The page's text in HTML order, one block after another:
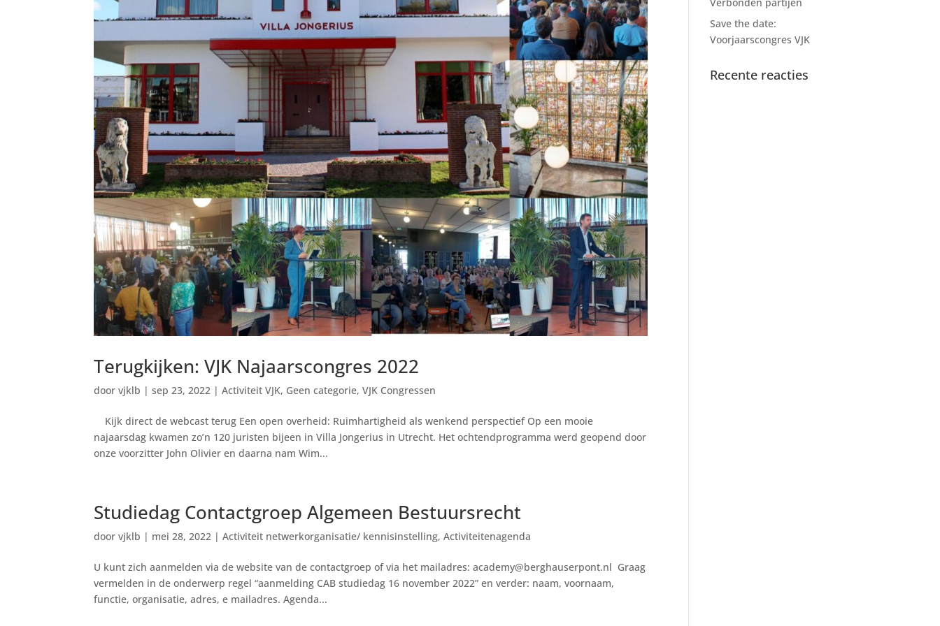
Terugkijken: VJK Najaarscongres 2022
doorvjklb |sep 23, 2022 |Activiteit VJK, Geen categorie,VJK Congressen
Kijk direct de webcast terug Een open overheid: Ruimhartigheid als wenkend perspectief Op een mooie
najaarsdag kwamen zo’n 120 juristen bijeen in Villa Jongerius in Utrecht. Het ochtendprogramma werd geopend door
onze voorzitter John Olivier en daarna nam Wim...
Studiedag Contactgroep Algemeen Bestuursrecht
doorvjklb | mei 28, 2022 |Activiteit netwerkorganisatie/ kennisinstelling,Activiteitenagenda
U kunt zich aanmelden via de website van de contactgroep of via het mailadres: academy@berghauserpont.nl Graag
vermelden in de onderwerp regel “aanmelding CAB studiedag 16 november 2022” en verder: naam, voornaam,
functie, organisatie, adres, e mailadres. Agenda...
Save the date:
Voorjaarscongres VJK
Recente reacties